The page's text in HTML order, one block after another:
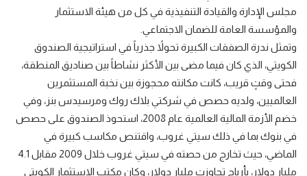
مجلس الإدارة والقيادة التنفيذية في كل من هيئة الاستثمار
والمؤسسة العامة للضمان الاجتماعي.
وتمثل ندرة الصفقات الكبيرة تحولاً جذرياً في استراتيجية الصندوق
الكويتي، الذي كان فيما مضى بين الأكثر نشاطاً بين صناديق المنطقة،
فحتى وقتٍ قريب، كانت مكانته محجوزة بين نخبة المستثمرين
العالميين، ولديه حصص في شركتي بلاك روك ومرسيدس بنز، وفي
خضم الأزمة المالية العالمية عام 2008، استحوذ الصندوق على حصص
في بنوك بما في ذلك سيتي غروب، واقتنص مكاسب كبيرة في
الماضي، حيث تخارج من حصته في سيتي غروب خلال 2009 مقابل 4.1
مليار دولار، بأرباح تجاوزت مليار دولار، وكان مكتب الاستثمار الكويتي